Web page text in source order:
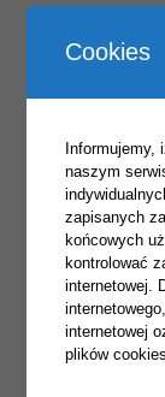
Wesołych
Posted on23
Post navigation
Cookies
naszym
zapisanych
końcowych
kontrolować
internetowej.
internetowej
plików